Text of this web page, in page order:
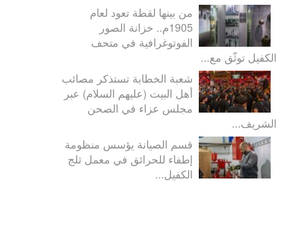
من بينها لقطة تعود لعام
1905م.. خزانة الصور
الفوتوغرافية في متحف
الكفيل توثّق مع...
شعبة الخطابة تستذكر مصائب
أهل البيت (عليهم السلام) عبر
مجلس عزاء في الصحن
الشريف...
قسم الصيانة يؤسس منظومة
إطفاء للحرائق في معمل ثلج
الكفيل...